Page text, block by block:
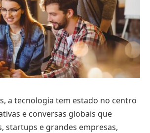
a tecnologia tem estado no centro
e conversas globais que
startups e grandes empresas,